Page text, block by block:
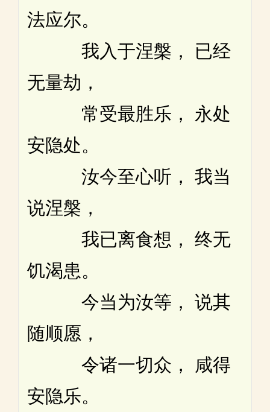
法应尔。
我入于涅槃， 已经
无量劫，
常受最胜乐， 永处
安隐处。
汝今至心听， 我当
说涅槃，
我已离食想， 终无
饥渴患。
今当为汝等， 说其
随顺愿，
令诸一切众， 咸得
安隐乐。